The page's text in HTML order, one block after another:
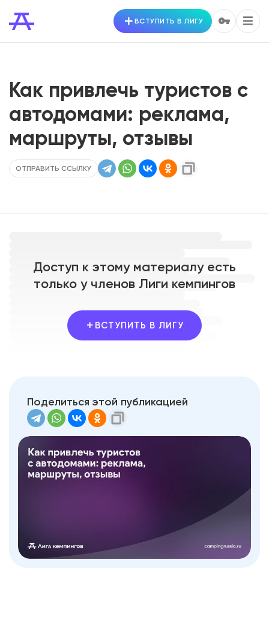
ВСТУПИТЬ В ЛИГУ
Как привлечь туристов с
автодомами: реклама,
маршруты, отзывы
ОТПРАВИТЬ ССЫЛКУ
Доступ к этому материалу есть
только у членов Лиги кемпингов
ВСТУПИТЬ В ЛИГУ
Поделиться этой публикацией